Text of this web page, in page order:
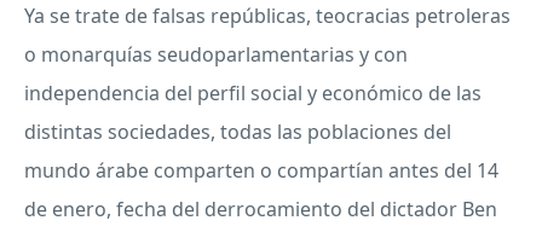
Ya se trate de falsas repúblicas, teocracias petroleras
o monarquías seudoparlamentarias y con
independencia del perfil social y económico de las
distintas sociedades, todas las poblaciones del
mundo árabe comparten o compartían antes del 14
de enero, fecha del derrocamiento del dictador Ben